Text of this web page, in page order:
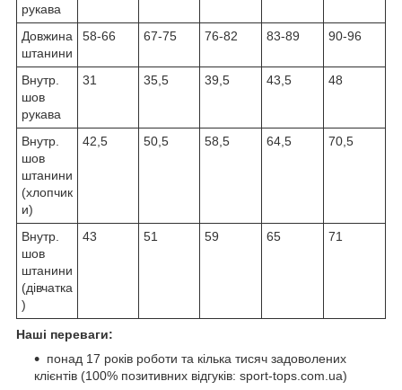
рукава
Довжина
штанини
58-66 67-75 76-82 83-89 90-96
Внутр.
шов
рукава
31 35,5 39,5 43,5 48
Внутр.
шов
штанини
(хлопчик
и)
42,5 50,5 58,5 64,5 70,5
Внутр.
шов
штанини
(дівчатка
)
43 51 59 65 71
Наші переваги:
понад 17 років роботи та кілька тисяч задоволених
клієнтів (100% позитивних відгуків: sport-tops.com.ua)